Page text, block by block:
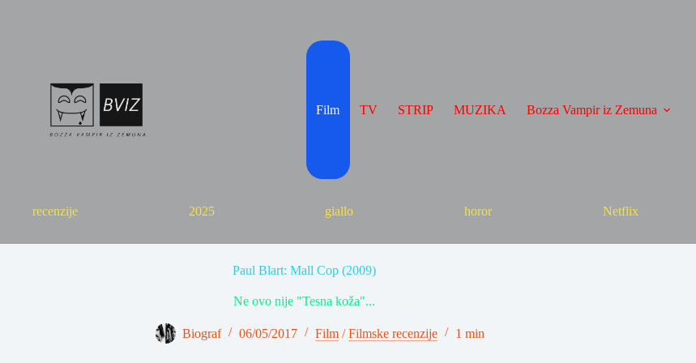
Film TV STRIP MUZIKA Bozza Vampir iz Zemuna
recenzije 2025 giallo horor Netflix
Paul Blart: Mall Cop (2009)
Ne ovo nije "Tesna koža"...
Biograf 06/05/2017 Film /Filmske recenzije 1 min